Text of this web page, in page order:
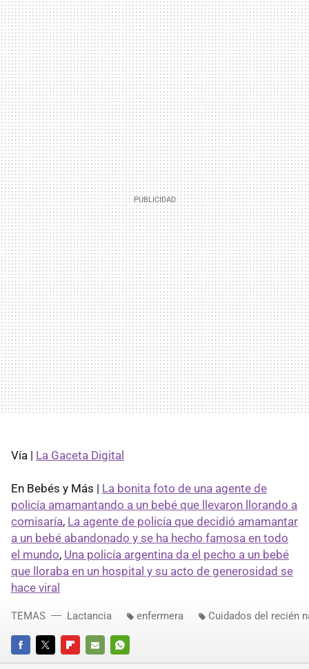
Vía | La Gaceta Digital
En Bebés y Más | La bonita foto de una agente de
policía amamantando a un bebé que llevaron llorando a
comisaría, La agente de policía que decidió amamantar
a un bebé abandonado y se ha hecho famosa en todo
el mundo, Una policía argentina da el pecho a un bebé
que lloraba en un hospital y su acto de generosidad se
hace viral
FACEBOOKTWITTERFLIPBOARD
E-
WHATSAPP
TEMAS Lactancia enfermera Cuidados del recién